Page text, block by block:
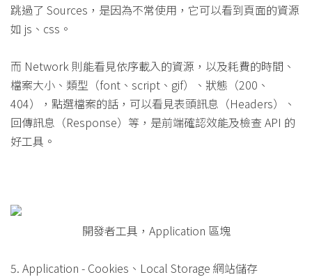
跳過了 Sources，是因為不常使用，它可以看到頁面的資源
如 js、css。
而 Network 則能看見依序載入的資源，以及耗費的時間、
檔案大小、類型（font、script、gif）、狀態（200、
404），點選檔案的話，可以看見表頭訊息（Headers）、
回傳訊息（Response）等，是前端確認效能及檢查 API 的
好工具。
開發者工具，Application 區塊
5. Application - Cookies、Local Storage 網站儲存